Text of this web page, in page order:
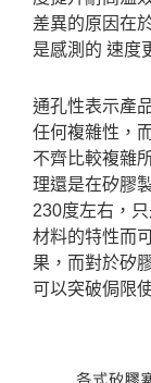
差異的原因在
是感測的 速度
通孔性表示產
任何複雜性，
不齊比較複雜
理還是在矽膠
230度左右，
材料的特性而
果，而對於矽
可以突破侷限